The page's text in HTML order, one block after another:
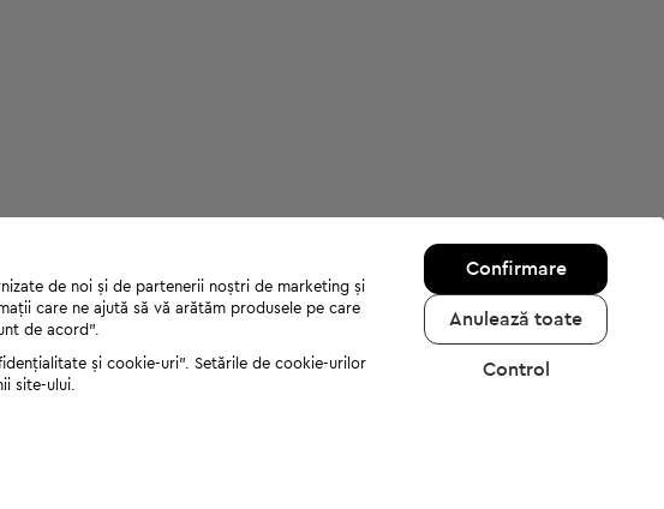
de noi și de partenerii noștri de marketing și
care ne ajută să vă arătăm produsele pe care
de acord”.
și cookie-uri". Setările de cookie-urilor
site-ului.
Confirmare
Anulează toate
Control